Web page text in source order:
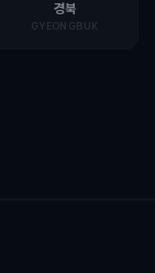
경북
GYEONGBUK